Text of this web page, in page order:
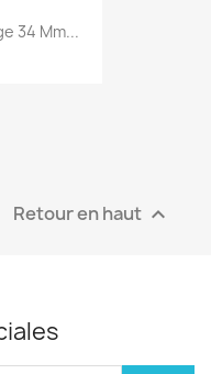
34 Mm...
Retour en haut 